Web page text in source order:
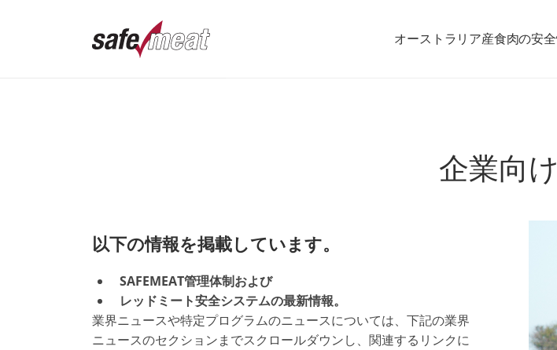
オーストラリア産食肉の安
企業向
以下の情報を掲載しています。
SAFEMEAT管理体制および
レッドミート安全システムの最新情報。
業界ニュースや特定プログラムのニュースについては、下記の業界
ニュースのセクションまでスクロールダウンし、関連するリンクに